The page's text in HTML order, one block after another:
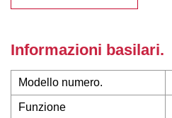
Informazioni basilari.
Modello numero.
Funzione